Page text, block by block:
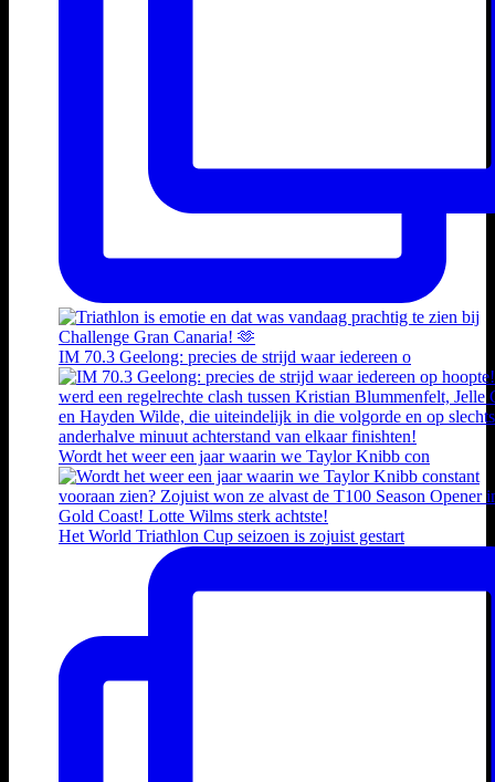
IM 70.3 Geelong: precies de strijd waar iedereen o
Wordt het weer een jaar waarin we Taylor Knibb con
Het World Triathlon Cup seizoen is zojuist gestart